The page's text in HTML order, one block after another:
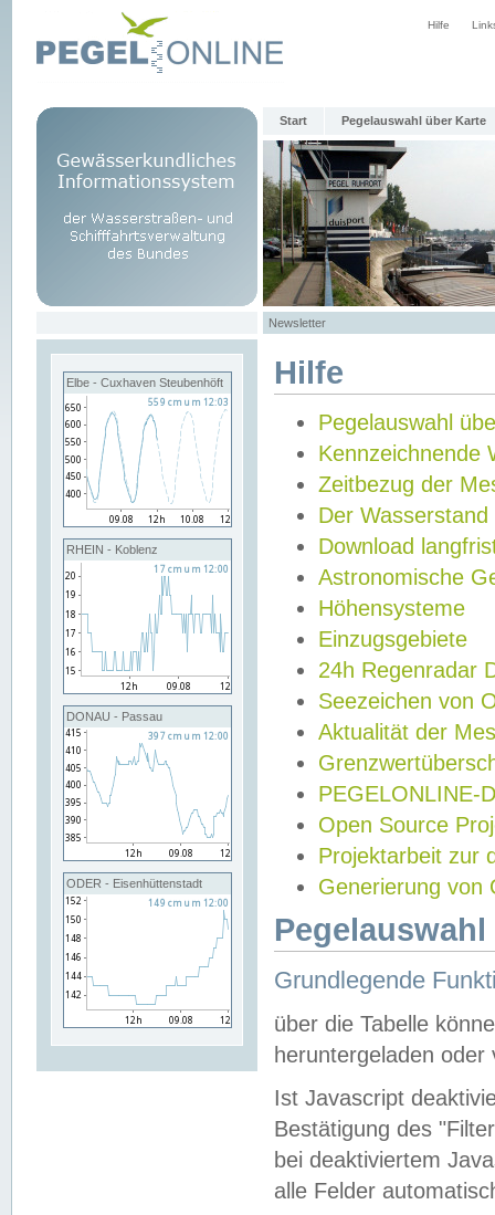
Hilfe
Start Pegelauswahl über Karte
Newsletter
Elbe - Cuxhaven Steubenhöft
RHEIN - Koblenz
DONAU - Passau
ODER - Eisenhüttenstadt
Hilfe
Pegelauswahl
Kennzeichnende
Zeitbezug der
Der Wasserstand
Download
Astronomische
Höhensysteme
Einzugsgebiete
24h Regenradar
Seezeichen von
Aktualität der
PEGELONLINE-
Open Source
Projektarbeit zur
Generierung von
Grundlegende
über die Tabelle
heruntergeladen oder
Ist Javascript
Bestätigung des
bei deaktiviertem
alle Felder